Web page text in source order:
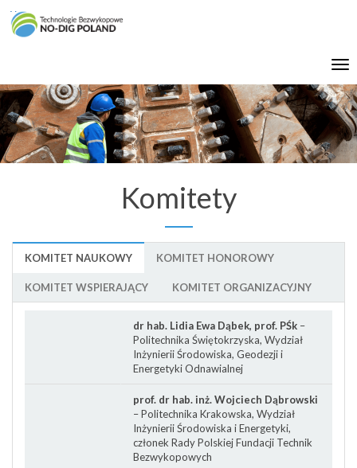
Włącz
ułatwienia
Komitety
KOMITET NAUKOWY KOMITET HONOROWY
KOMITET WSPIERAJĄCY KOMITET ORGANIZACYJNY
dr hab. Lidia Ewa Dąbek, prof. PŚk –
Politechnika Świętokrzyska, Wydział
Inżynierii Środowiska, Geodezji i
Energetyki Odnawialnej
prof. dr hab. inż. Wojciech Dąbrowski
– Politechnika Krakowska, Wydział
Inżynierii Środowiska i Energetyki,
członek Rady Polskiej Fundacji Technik
Bezwykopowych